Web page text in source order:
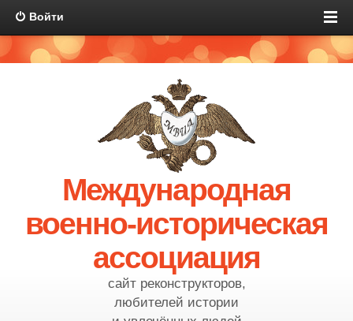
Войти
Международная
военно-историческая
ассоциация
сайт реконструкторов,
любителей истории